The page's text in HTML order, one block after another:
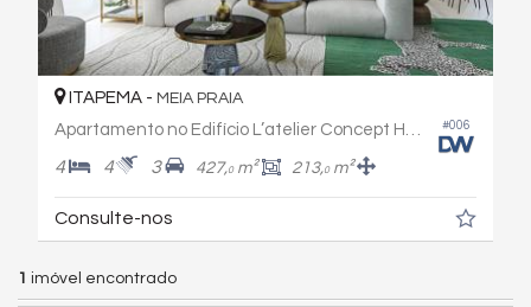
#006
ITAPEMA - MEIA PRAIA
Apartamento no Edifício L’atelier Concept Homes
4 4 3 427,0m² 213,0m²
Consulte-nos
1 imóvel encontrado